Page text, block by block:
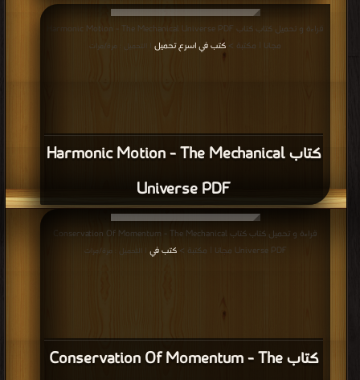
كتاب Harmonic Motion - The Mechanical
Universe PDF
قراءة و تحميل كتاب كتاب Harmonic Motion - The Mechanical Universe PDF
مجانا | مكتبة > كتب في اسرع تحميل | التحميل : مرة/مرات
كتاب Conservation Of Momentum - The
قراءة و تحميل كتاب كتاب Conservation Of Momentum - The Mechanical
Universe PDF مجانا | مكتبة >
كتب في | التحميل : مرة/مرات